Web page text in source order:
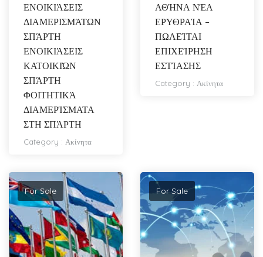
ΕΝΟΙΚΙΆΣΕΙΣ
ΔΙΑΜΕΡΙΣΜΆΤΩΝ
ΣΠΆΡΤΗ
ΕΝΟΙΚΙΆΣΕΙΣ
ΚΑΤΟΙΚΙΏΝ
ΣΠΆΡΤΗ
ΦΟΙΤΗΤΙΚΆ
ΔΙΑΜΕΡΊΣΜΑΤΑ
ΣΤΗ ΣΠΆΡΤΗ
Category : Ακίνητα
ΑΘΉΝΑ ΝΈΑ
ΕΡΥΘΡΑΊΑ –
ΠΩΛΕΊΤΑΙ
ΕΠΙΧΕΊΡΗΣΗ
ΕΣΤΊΑΣΗΣ
Category : Ακίνητα
For Sale For Sale